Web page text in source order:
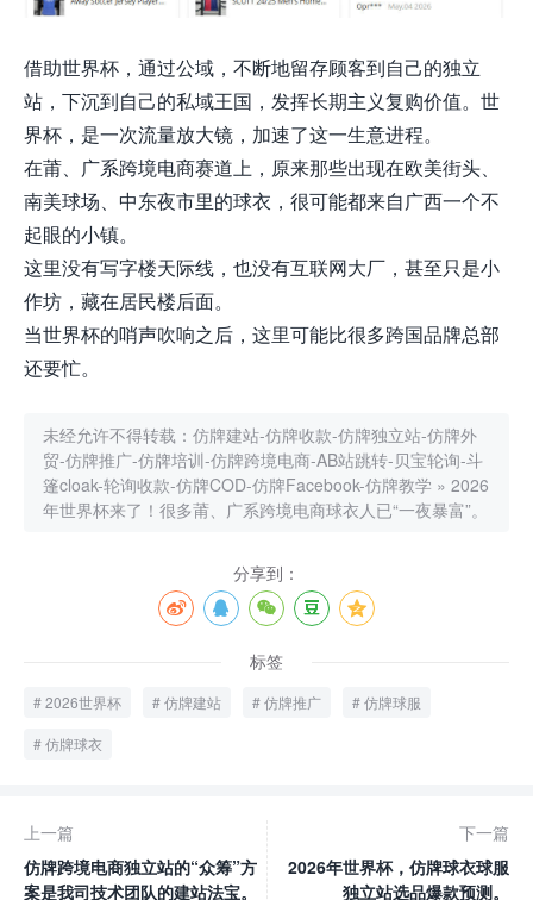
借助世界杯，通过公域，不断地留存顾客到自己的独立
站，下沉到自己的私域王国，发挥长期主义复购价值。世
界杯，是一次流量放大镜，加速了这一生意进程。
在莆、广系跨境电商赛道上，原来那些出现在欧美街头、
南美球场、中东夜市里的球衣，很可能都来自广西一个不
起眼的小镇。
这里没有写字楼天际线，也没有互联网大厂，甚至只是小
作坊，藏在居民楼后面。
当世界杯的哨声吹响之后，这里可能比很多跨国品牌总部
还要忙。
未经允许不得转载： 仿牌建站-仿牌收款-仿牌独立站-仿牌外
贸-仿牌推广-仿牌培训-仿牌跨境电商-AB站跳转-贝宝轮询-斗
篷cloak-轮询收款-仿牌COD-仿牌Facebook-仿牌教学 » 2026
年世界杯来了！很多莆、广系跨境电商球衣人已“一夜暴富”。
分享到：
标签
2026世界杯 仿牌建站 仿牌推广 仿牌球服
仿牌球衣
上一篇
仿牌跨境电商独立站的“众筹”方
案是我司技术团队的建站法宝。
下一篇
2026年世界杯，仿牌球衣球服
独立站选品爆款预测。